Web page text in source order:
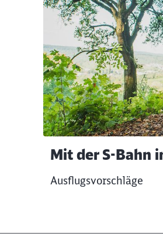
Mit der S-Bahn
Ausflugsvorschläge